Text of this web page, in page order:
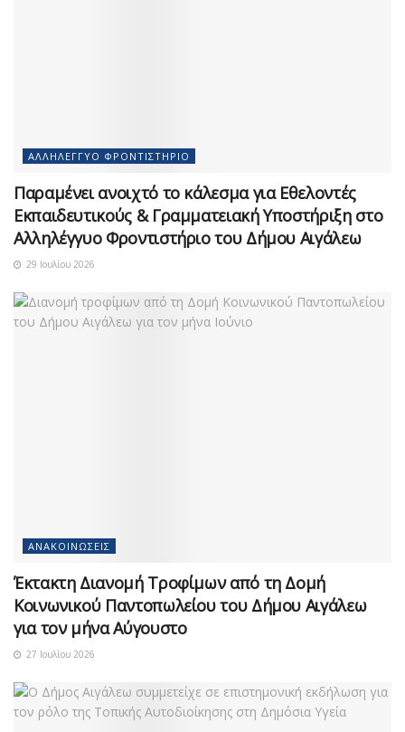
ΑΛΛΗΛΈΓΓΥΟ ΦΡΟΝΤΙΣΤΉΡΙΟ
Παραμένει ανοιχτό το κάλεσμα για Εθελοντές
Εκπαιδευτικούς & Γραμματειακή Υποστήριξη στο
Αλληλέγγυο Φροντιστήριο του Δήμου Αιγάλεω
29 Ιουλίου 2026
ΑΝΑΚΟΙΝΏΣΕΙΣ
Έκτακτη Διανομή Τροφίμων από τη Δομή
Κοινωνικού Παντοπωλείου του Δήμου Αιγάλεω
για τον μήνα Αύγουστο
27 Ιουλίου 2026